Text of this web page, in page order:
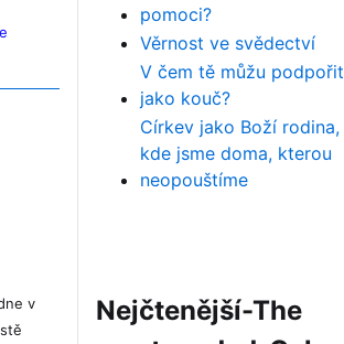
v
pomoci?
Věrnost ve svědectví
V čem tě můžu podpořit
jako kouč?
Církev jako Boží rodina,
kde jsme doma, kterou
neopouštíme
Nejčtenější-The